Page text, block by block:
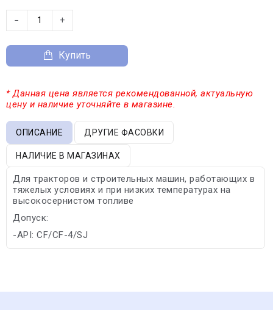
− +
Купить
* Данная цена является рекомендованной, актуальную
цену и наличие уточняйте в магазине.
ОПИСАНИЕ ДРУГИЕ ФАСОВКИ
НАЛИЧИЕ В МАГАЗИНАХ
Для тракторов и строительных машин, работающих в
тяжелых условиях и при низких температурах на
высокосернистом топливе
Допуск:
-API: CF/CF-4/SJ